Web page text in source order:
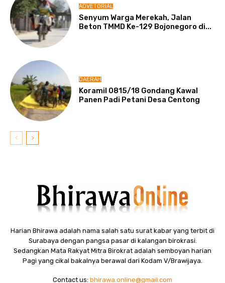
ADVETORIAL
Senyum Warga Merekah, Jalan
Beton TMMD Ke-129 Bojonegoro di...
DAERAH
Koramil 0815/18 Gondang Kawal
Panen Padi Petani Desa Centong
Harian Bhirawa adalah nama salah satu surat kabar yang terbit di
Surabaya dengan pangsa pasar di kalangan birokrasi.
Sedangkan Mata Rakyat Mitra Birokrat adalah semboyan harian
Pagi yang cikal bakalnya berawal dari Kodam V/Brawijaya.
Contact us: bhirawa.online@gmail.com